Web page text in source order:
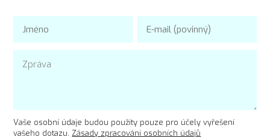
Vaše osobní údaje budou použity pouze pro účely vyřešení
vašeho dotazu. Zásady zpracování osobních údajů